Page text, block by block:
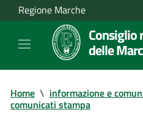
Regione Marche
Consiglio
delle
Home \ informazione e
comunicati stampa